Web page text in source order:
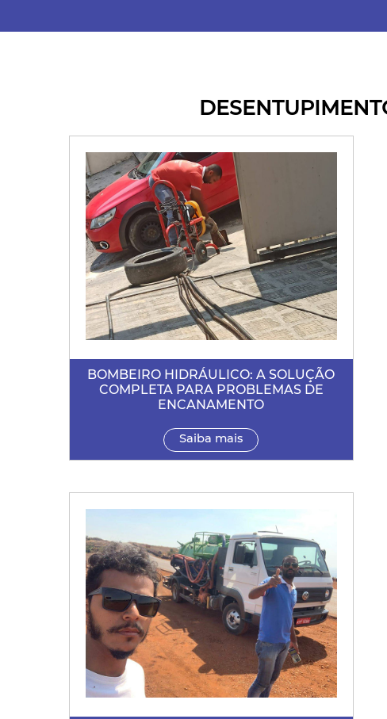
BOMBEIRO HIDRÁULICO: A SOLUÇÃO
COMPLETA PARA PROBLEMAS DE
ENCANAMENTO
Saiba mais